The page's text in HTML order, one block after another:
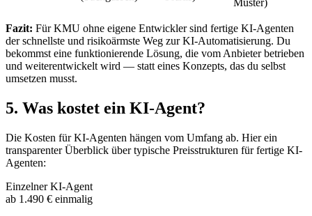
Muster)
Fazit: Für KMU ohne eigene Entwickler sind fertige KI-Agenten
der schnellste und risikoärmste Weg zur KI-Automatisierung. Du
bekommst eine funktionierende Lösung, die vom Anbieter betrieben
und weiterentwickelt wird — statt eines Konzepts, das du selbst
umsetzen musst.
5. Was kostet ein KI-Agent?
Die Kosten für KI-Agenten hängen vom Umfang ab. Hier ein
transparenter Überblick über typische Preisstrukturen für fertige KI-
Agenten:
Einzelner KI-Agent
ab 1.490 € einmalig